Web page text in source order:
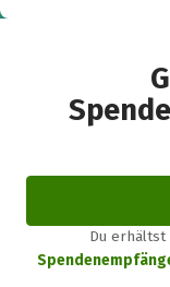
Du erhältst